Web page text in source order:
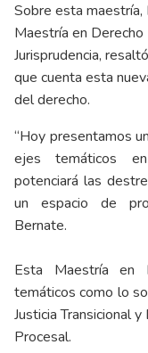
Sobre esta maestría,
Maestría en
Jurisprudencia,
que cuenta esta
del derecho.
“Hoy presentamos
ejes temáticos
potenciará las
un espacio de
Bernate.
Esta Maestría en
temáticos como lo
Justicia Transicional
Procesal.